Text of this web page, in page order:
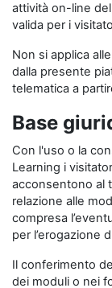
attività on-line
valida per i
Non si applica
dalla presente
telematica a
Base
Con l'uso o la
Learning i
acconsentono al
relazione alle
compresa
per l’erogazione
Il conferimento
dei moduli o nei